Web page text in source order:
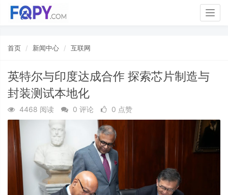
首页 新闻中心 互联网
英特尔与印度达成合作 探索芯片制造与
封装测试本地化
4468 阅读 0 评论 0 点赞